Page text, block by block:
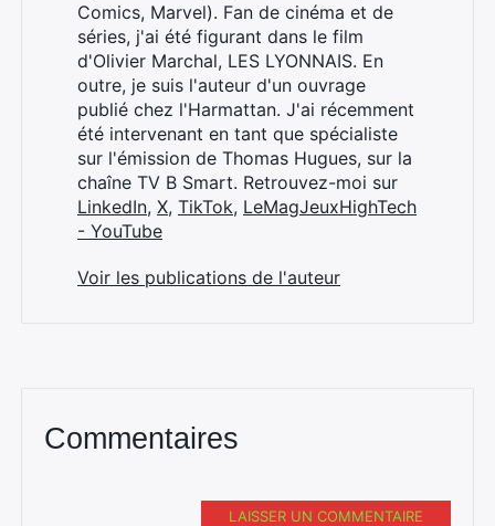
Comics, Marvel). Fan de cinéma et de
séries, j'ai été figurant dans le film
d'Olivier Marchal, LES LYONNAIS. En
outre, je suis l'auteur d'un ouvrage
publié chez l'Harmattan. J'ai récemment
été intervenant en tant que spécialiste
sur l'émission de Thomas Hugues, sur la
chaîne TV B Smart. Retrouvez-moi sur
LinkedIn, X, TikTok, LeMagJeuxHighTech
- YouTube
Voir les publications de l'auteur
Commentaires
LAISSER UN COMMENTAIRE